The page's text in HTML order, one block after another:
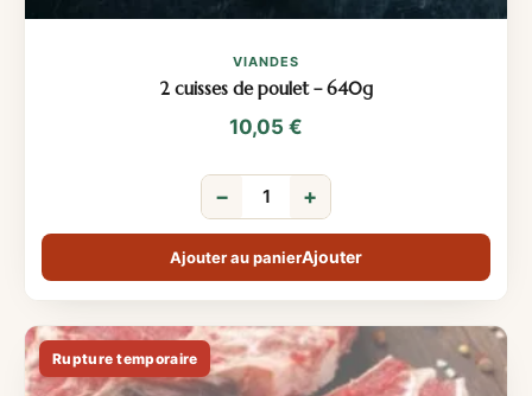
VIANDES
2 cuisses de poulet – 640g
10,05 €
− +
Ajouter au panier